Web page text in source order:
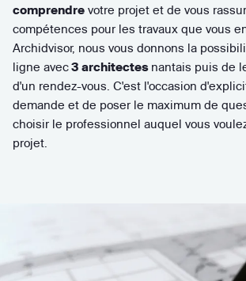
comprendre votre projet et de vous
compétences pour les travaux que vous
Archidvisor, nous vous donnons la
ligne avec3 architectes nantais puis de
d'un rendez-vous. C'est l'occasion
demande et de poser le maximum de
choisir le professionnel auquel vous
projet.